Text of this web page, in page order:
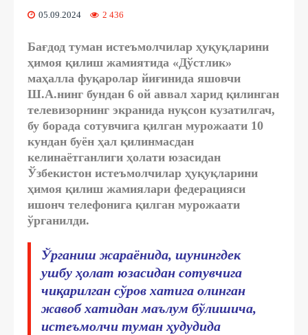
05.09.2024 2 436
Бағдод туман истеъмолчилар ҳуқуқларини
ҳимоя қилиш жамиятида «Дўстлик»
маҳалла фуқаролар йиғинида яшовчи
Ш.А.нинг бундан 6 ой аввал харид қилинган
телевизорнинг экранида нуқсон кузатилгач,
бу борада сотувчига қилган мурожаати 10
кундан буён ҳал қилинмасдан
келинаётганлиги ҳолати юзасидан
Ўзбекистон истеъмолчилар ҳуқуқларини
ҳимоя қилиш жамиялари федерацияси
ишонч телефонига қилган мурожаати
ўрганилди.
Ўрганиш жараёнида, шунингдек
ушбу ҳолат юзасидан сотувчига
чиқарилган сўров хатига олинган
жавоб хатидан маълум бўлишича,
истеъмолчи туман ҳудудида